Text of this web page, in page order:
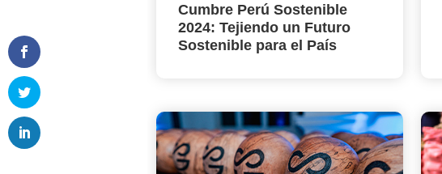
Cumbre Perú Sostenible
2024: Tejiendo un Futuro
Sostenible para el País